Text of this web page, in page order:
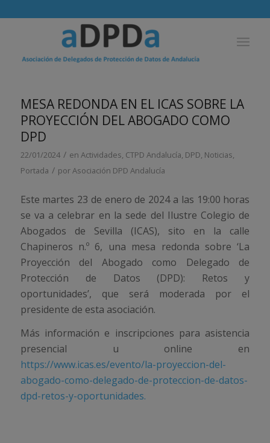
MESA REDONDA EN EL ICAS SOBRE LA
PROYECCIÓN DEL ABOGADO COMO
DPD
22/01/2024 / en Actividades, CTPD Andalucía, DPD, Noticias,
Portada / porAsociación DPD Andalucía
Este martes 23 de enero de 2024 a las 19:00 horas
se va a celebrar en la sede del Ilustre Colegio de
Abogados de Sevilla (ICAS), sito en la calle
Chapineros n.º 6, una mesa redonda sobre ‘La
Proyección del Abogado como Delegado de
Protección de Datos (DPD): Retos y
oportunidades’, que será moderada por el
presidente de esta asociación.
Más información e inscripciones para asistencia
presencial u online en
https://www.icas.es/evento/la-proyeccion-del-
abogado-como-delegado-de-proteccion-de-datos-
dpd-retos-y-oportunidades.